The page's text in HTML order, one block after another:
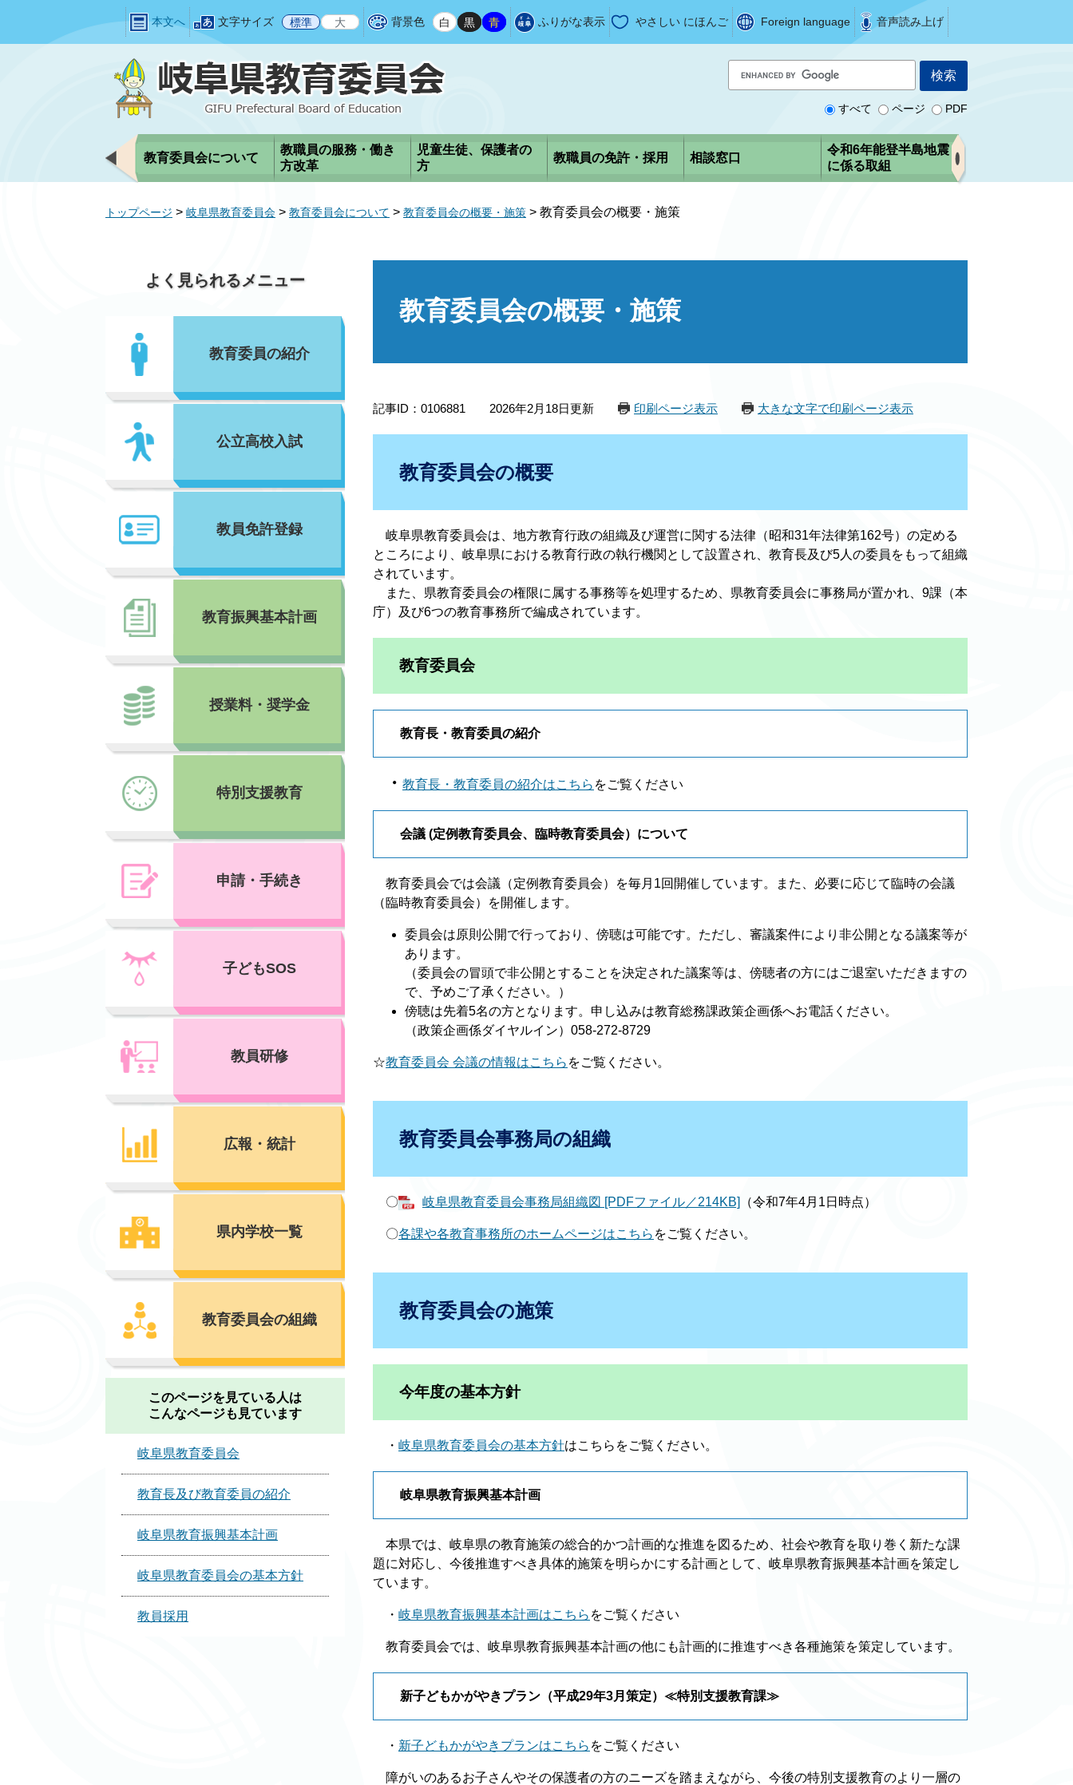
ジ
ュ
本
本文へ 文字サイズ 標準 大 背景色 白 黒 青 ふりがな表示 やさしい にほんご Foreign language 音声読み上げ
o
e
カ
検
すべて ページ PDF
教育委員会について
教職員の服務・働き
方改革
児童生徒、保護者の
方
教職員の免許・採用 相談窓口
令和6年能登半島地震
に係る取組
トップページ > 岐阜県教育委員会 > 教育委員会について > 教育委員会の概要・施策 > 教育委員会の概要・施策
教育委員会の概要・施策
記事ID：0106881 2026年2月18日更新 印刷ページ表示 大きな文字で印刷ページ表示
教育委員会の概要
岐阜県教育委員会は、地方教育行政の組織及び運営に関する法律（昭和31年法律第162号）の定める
ところにより、岐阜県における教育行政の執行機関として設置され、教育長及び5人の委員をもって組織
されています。
また、県教育委員会の権限に属する事務等を処理するため、県教育委員会に事務局が置かれ、9課（本
庁）及び6つの教育事務所で編成されています。
教育委員会
教育長・教育委員の紹介
・ 教育長・教育委員の紹介はこちら をご覧ください
会議 (定例教育委員会、臨時教育委員会）について
教育委員会では会議（定例教育委員会）を毎月1回開催しています。また、必要に応じて臨時の会議
（臨時教育委員会）を開催します。
委員会は原則公開で行っており、傍聴は可能です。ただし、審議案件により非公開となる議案等が
あります。
（委員会の冒頭で非公開とすることを決定された議案等は、傍聴者の方にはご退室いただきますの
で、予めご了承ください。）
傍聴は先着5名の方となります。申し込みは教育総務課政策企画係へお電話ください。
（政策企画係ダイヤルイン）058-272-8729
☆教育委員会 会議の情報はこちら をご覧ください。
教育委員会事務局の組織
〇 岐阜県教育委員会事務局組織図 [PDFファイル／214KB] （令和7年4月1日時点）
〇各課や各教育事務所のホームページはこちら をご覧ください。
教育委員会の施策
今年度の基本方針
・ 岐阜県教育委員会の基本方針はこちらをご覧ください。
岐阜県教育振興基本計画
本県では、岐阜県の教育施策の総合的かつ計画的な推進を図るため、社会や教育を取り巻く新たな課
題に対応し、今後推進すべき具体的施策を明らかにする計画として、岐阜県教育振興基本計画を策定し
ています。
・ 岐阜県教育振興基本計画はこちら をご覧ください
教育委員会では、岐阜県教育振興基本計画の他にも計画的に推進すべき各種施策を策定しています。
新子どもかがやきプラン（平成29年3月策定）≪特別支援教育課≫
・ 新子どもかがやきプランはこちら をご覧ください
障がいのあるお子さんやその保護者の方のニーズを踏まえながら、今後の特別支援教育のより一層の
よく見られるメニュー
教育委員の紹介
公立高校入試
教員免許登録
教育振興基本計画
授業料・奨学金
特別支援教育
申請・手続き
子どもSOS
教員研修
広報・統計
県内学校一覧
教育委員会の組織
このページを見ている人は
こんなページも見ています
岐阜県教育委員会
教育長及び教育委員の紹介
岐阜県教育振興基本計画
岐阜県教育委員会の基本方針
教員採用